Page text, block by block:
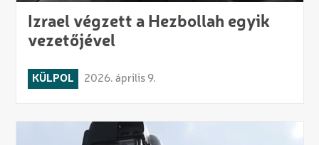
Izrael végzett a Hezbollah egyik
vezetőjével
KÜLPOL 2026. április 9.